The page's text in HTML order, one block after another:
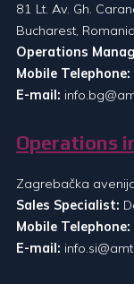
81 Lt. Av. Gh.
Bucharest, Romania
Operations
Mobile Telephone:
E-mail:
Operations
Zagrebačka
Sales Specialist:
Mobile Telephone:
E-mail: